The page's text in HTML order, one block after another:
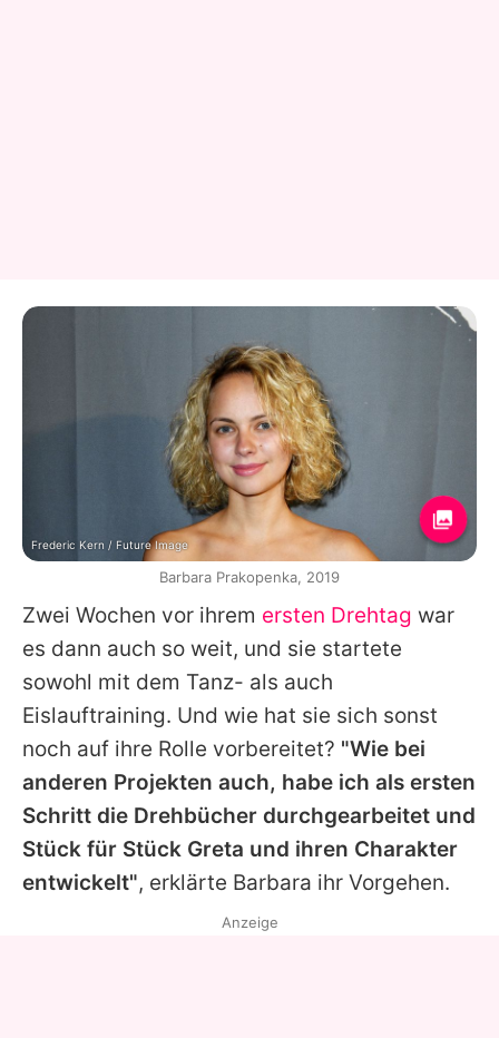
Zwei Wochen vor ihrem ersten Drehtag war
es dann auch so weit, und sie startete
sowohl mit dem Tanz- als auch
Eislauftraining. Und wie hat sie sich sonst
noch auf ihre Rolle vorbereitet? "Wie bei
anderen Projekten auch, habe ich als ersten
Schritt die Drehbücher durchgearbeitet und
Stück für Stück Greta und ihren Charakter
entwickelt", erklärte Barbara ihr Vorgehen.
Frederic Kern / Future Image
Barbara Prakopenka, 2019
Anzeige